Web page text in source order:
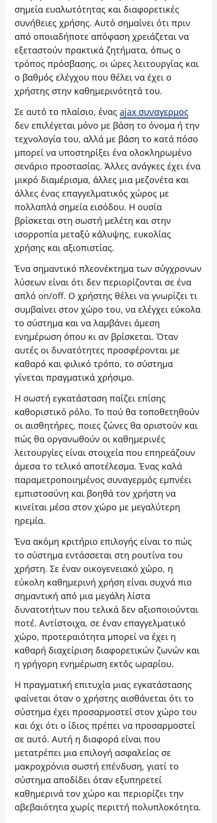
σημεία ευαλωτότητας και διαφορετικές
συνήθειες χρήσης. Αυτό σημαίνει ότι πριν
από οποιαδήποτε απόφαση χρειάζεται να
εξεταστούν πρακτικά ζητήματα, όπως ο
τρόπος πρόσβασης, οι ώρες λειτουργίας και
ο βαθμός ελέγχου που θέλει να έχει ο
χρήστης στην καθημερινότητά του.
Σε αυτό το πλαίσιο, ένας ajax συναγερμος
δεν επιλέγεται μόνο με βάση το όνομα ή την
τεχνολογία του, αλλά με βάση το κατά πόσο
μπορεί να υποστηρίξει ένα ολοκληρωμένο
σενάριο προστασίας. Άλλες ανάγκες έχει ένα
μικρό διαμέρισμα, άλλες μια μεζονέτα και
άλλες ένας επαγγελματικός χώρος με
πολλαπλά σημεία εισόδου. Η ουσία
βρίσκεται στη σωστή μελέτη και στην
ισορροπία μεταξύ κάλυψης, ευκολίας
χρήσης και αξιοπιστίας.
Ένα σημαντικό πλεονέκτημα των σύγχρονων
λύσεων είναι ότι δεν περιορίζονται σε ένα
απλό on/off. Ο χρήστης θέλει να γνωρίζει τι
συμβαίνει στον χώρο του, να ελέγχει εύκολα
το σύστημα και να λαμβάνει άμεση
ενημέρωση όπου κι αν βρίσκεται. Όταν
αυτές οι δυνατότητες προσφέρονται με
καθαρό και φιλικό τρόπο, το σύστημα
γίνεται πραγματικά χρήσιμο.
Η σωστή εγκατάσταση παίζει επίσης
καθοριστικό ρόλο. Το πού θα τοποθετηθούν
οι αισθητήρες, ποιες ζώνες θα οριστούν και
πώς θα οργανωθούν οι καθημερινές
λειτουργίες είναι στοιχεία που επηρεάζουν
άμεσα το τελικό αποτέλεσμα. Ένας καλά
παραμετροποιημένος συναγερμός εμπνέει
εμπιστοσύνη και βοηθά τον χρήστη να
κινείται μέσα στον χώρο με μεγαλύτερη
ηρεμία.
Ένα ακόμη κριτήριο επιλογής είναι το πώς
το σύστημα εντάσσεται στη ρουτίνα του
χρήστη. Σε έναν οικογενειακό χώρο, η
εύκολη καθημερινή χρήση είναι συχνά πιο
σημαντική από μια μεγάλη λίστα
δυνατοτήτων που τελικά δεν αξιοποιούνται
ποτέ. Αντίστοιχα, σε έναν επαγγελματικό
χώρο, προτεραιότητα μπορεί να έχει η
καθαρή διαχείριση διαφορετικών ζωνών και
η γρήγορη ενημέρωση εκτός ωραρίου.
Η πραγματική επιτυχία μιας εγκατάστασης
φαίνεται όταν ο χρήστης αισθάνεται ότι το
σύστημα έχει προσαρμοστεί στον χώρο του
και όχι ότι ο ίδιος πρέπει να προσαρμοστεί
σε αυτό. Αυτή η διαφορά είναι που
μετατρέπει μια επιλογή ασφαλείας σε
μακροχρόνια σωστή επένδυση, γιατί το
σύστημα αποδίδει όταν εξυπηρετεί
καθημερινά τον χώρο και περιορίζει την
αβεβαιότητα χωρίς περιττή πολυπλοκότητα.